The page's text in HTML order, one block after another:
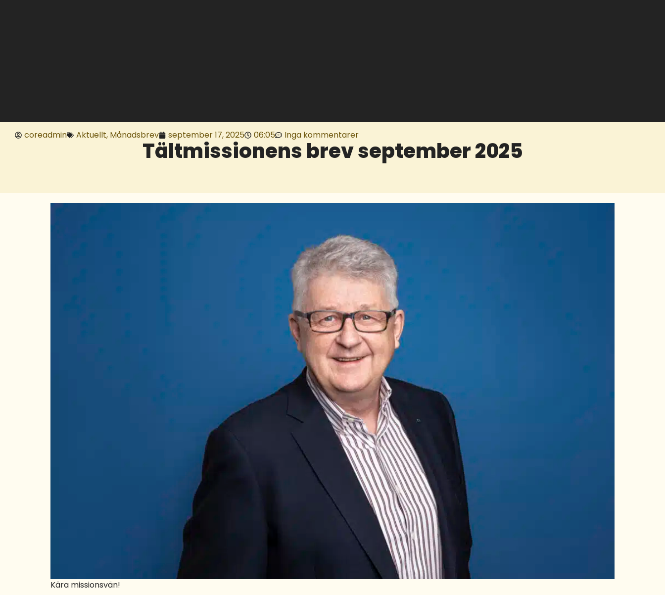
coreadmin Aktuellt, Månadsbrev september 17, 2025 06:05 Inga kommentarer
Tältmissionens brev september 2025
Kära missionsvän!